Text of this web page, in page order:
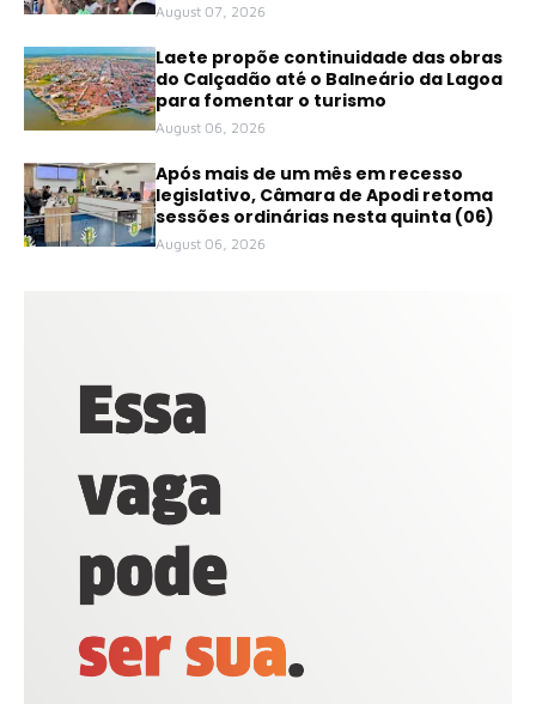
August 07, 2026
Laete propõe continuidade das obras
do Calçadão até o Balneário da Lagoa
para fomentar o turismo
August 06, 2026
Após mais de um mês em recesso
legislativo, Câmara de Apodi retoma
sessões ordinárias nesta quinta (06)
August 06, 2026